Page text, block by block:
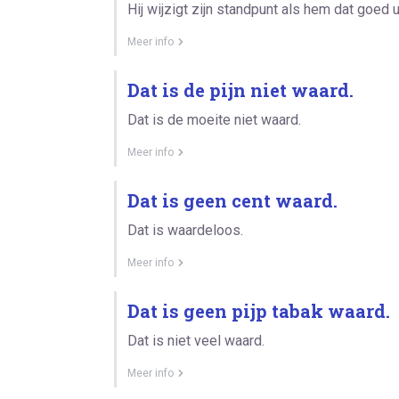
Hij wijzigt zijn standpunt als hem dat goed
Meer info
Dat is de pijn niet waard.
Dat is de moeite niet waard.
Meer info
Dat is geen cent waard.
Dat is waardeloos.
Meer info
Dat is geen pijp tabak waard.
Dat is niet veel waard.
Meer info